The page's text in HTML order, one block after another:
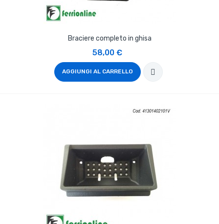
Braciere completo in ghisa
58,00 €
AGGIUNGI AL CARRELLO